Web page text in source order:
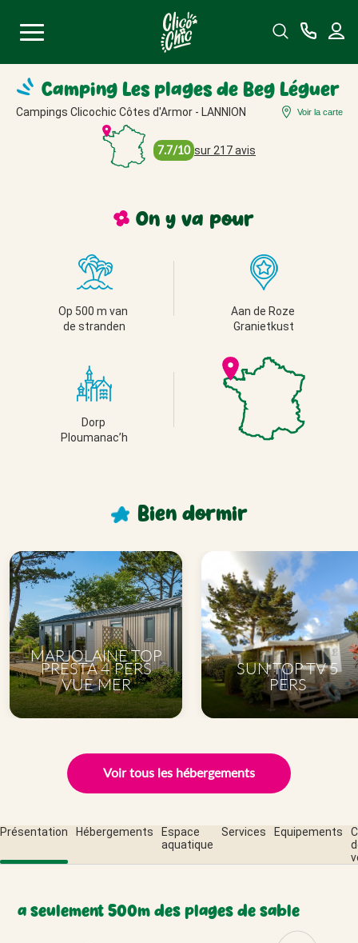
Camping Les plages de Beg Léguer
Campings Clicochic Côtes d'Armor - LANNION Voir la carte
7.7/10 sur 217 avis
On y va pour
Op 500 m van
de stranden
Aan de Roze
Granietkust
Dorp
Ploumanac’h
Bien dormir
MARJOLAINE TOP
PRESTA 4 PERS
VUE MER
SUN TOP TV 5
PERS
Voir tous les hébergements
Présentation Hébergements
Espace
aquatique
Services Equipements
a seulement 500m des plages de sable